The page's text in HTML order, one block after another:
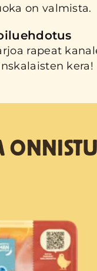
on valmista.
rapeat
kera!